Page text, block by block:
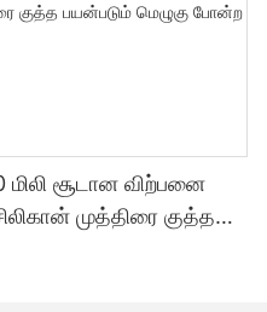
மிலி சூடான விற்பனை
முத்திரை குத்த